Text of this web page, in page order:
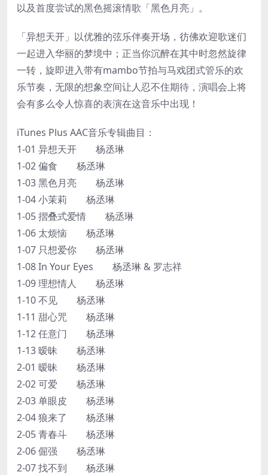
以及首度尝试的黑色摇滚情歌「黑色月亮」。
「异想天开」以优雅的弦乐伴奏开场，彷佛欢迎歌迷们
一起进入华丽的梦境中；正当你沉醉在其中时忽然旋律
一转，旋即进入带有mambo节拍与马戏团式管乐的欢
乐节奏，无限的想象空间让人忍不住期待，演唱会上将
会有多么令人惊喜的表演在这音乐中出现！
iTunes Plus AAC音乐专辑曲目：
1-01 异想天开 杨丞琳
1-02 偏食 杨丞琳
1-03 黑色月亮 杨丞琳
1-04 小茉莉 杨丞琳
1-05 摺叠式爱情 杨丞琳
1-06 太烦恼 杨丞琳
1-07 只想爱你 杨丞琳
1-08 In Your Eyes 杨丞琳 & 罗志祥
1-09 理想情人 杨丞琳
1-10 不见 杨丞琳
1-11 甜心咒 杨丞琳
1-12 任意门 杨丞琳
1-13 暧昧 杨丞琳
2-01 暧昧 杨丞琳
2-02 可爱 杨丞琳
2-03 单眼皮 杨丞琳
2-04 狼来了 杨丞琳
2-05 青春斗 杨丞琳
2-06 倔强 杨丞琳
2-07 找不到 杨丞琳